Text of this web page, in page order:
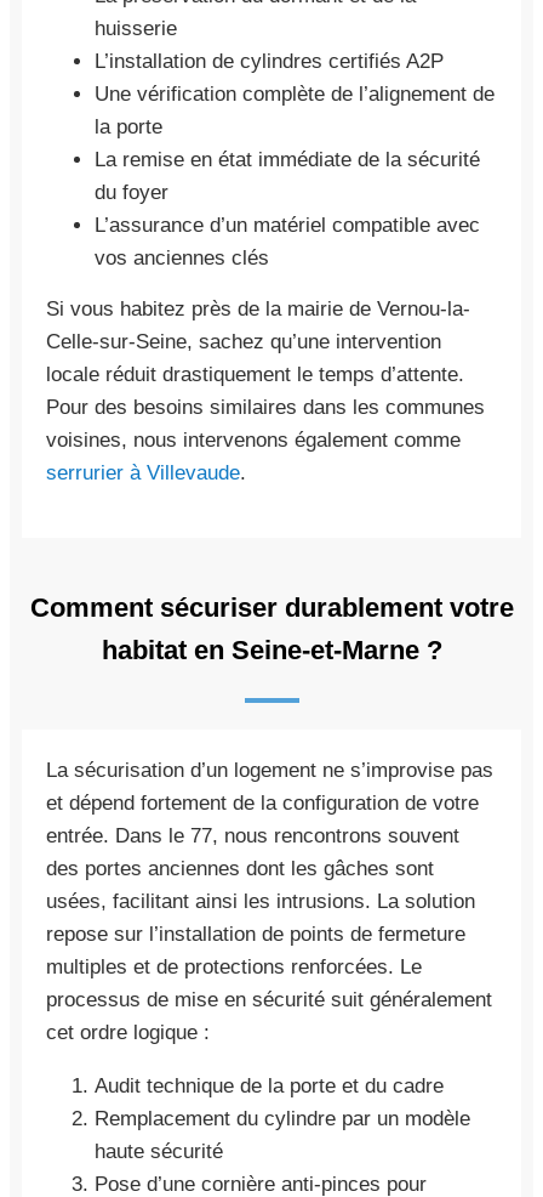
huisserie
L’installation de cylindres certifiés A2P
Une vérification complète de l’alignement de
la porte
La remise en état immédiate de la sécurité
du foyer
L’assurance d’un matériel compatible avec
vos anciennes clés
Si vous habitez près de la mairie de Vernou-la-
Celle-sur-Seine, sachez qu’une intervention
locale réduit drastiquement le temps d’attente.
Pour des besoins similaires dans les communes
voisines, nous intervenons également comme
serrurier à Villevaude.
Comment sécuriser durablement votre
habitat en Seine-et-Marne ?
La sécurisation d’un logement ne s’improvise pas
et dépend fortement de la configuration de votre
entrée. Dans le 77, nous rencontrons souvent
des portes anciennes dont les gâches sont
usées, facilitant ainsi les intrusions. La solution
repose sur l’installation de points de fermeture
multiples et de protections renforcées. Le
processus de mise en sécurité suit généralement
cet ordre logique :
Audit technique de la porte et du cadre
Remplacement du cylindre par un modèle
haute sécurité
Pose d’une cornière anti-pinces pour